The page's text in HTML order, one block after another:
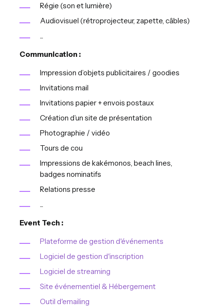
Régie (son et lumière)
Audiovisuel (rétroprojecteur, zapette, câbles)
Communication :
Impression d’objets publicitaires / goodies
Invitations mail
Invitations papier + envois postaux
Création d’un site de présentation
Photographie / vidéo
Tours de cou
Impressions de kakémonos, beach lines,
badges nominatifs
Relations presse
Event Tech :
Plateforme de gestion d'événements
Logiciel de gestion d'inscription
Logiciel de streaming
Site événementiel & Hébergement
Outil d'emailing